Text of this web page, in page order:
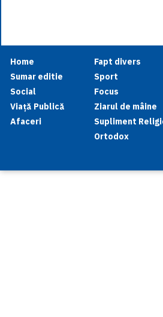
Home
Sumar editie
Social
Viață Publică
Afaceri
Fapt divers
Sport
Focus
Ziarul de mâine
Supliment
Ortodox